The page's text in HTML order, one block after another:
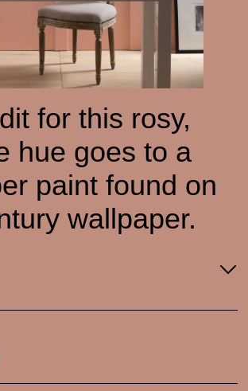
for this rosy,
hue goes to a
paint found on
wallpaper.